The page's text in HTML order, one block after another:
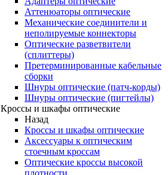
Аттенюаторы оптические
Механические соединители и
неполируемые коннекторы
Оптические разветвители
(сплиттеры)
Претерминированные кабельные
сборки
Шнуры оптические (патч-корды)
Шнуры оптические (пигтейлы)
Кроссы и шкафы оптические
Назад
Кроссы и шкафы оптические
Аксессуары к оптическим
стоечным кроссам
Оптические кроссы высокой
плотности